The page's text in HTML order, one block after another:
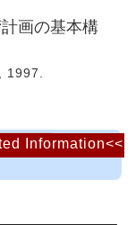
画の基本構
1997.
Information<<